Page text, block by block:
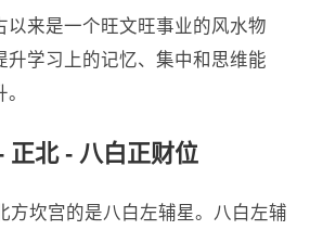
以来是一个旺文旺事业的风水物
升学习上的记忆、集中和思维能
正北 - 八白正财位
方坎宫的是八白左辅星。八白左辅